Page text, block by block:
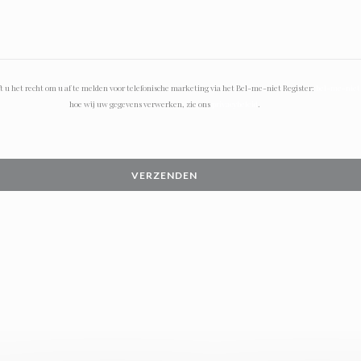
u het recht om u af te melden voor telefonische marketing via het Bel-me-niet Register:
hoe wij uw gegevens verwerken, zie ons
.